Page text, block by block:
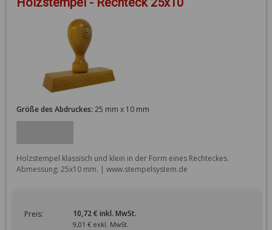
Größe des Abdruckes: 25 mm x 10 mm
Holzstempel klassisch und klein in der Form eines Rechteckes.
Abmessung: 25x10 mm. | www.stempelsystem.de
Preis: 10,72 € inkl. MwSt.
9,01 € exkl. MwSt.